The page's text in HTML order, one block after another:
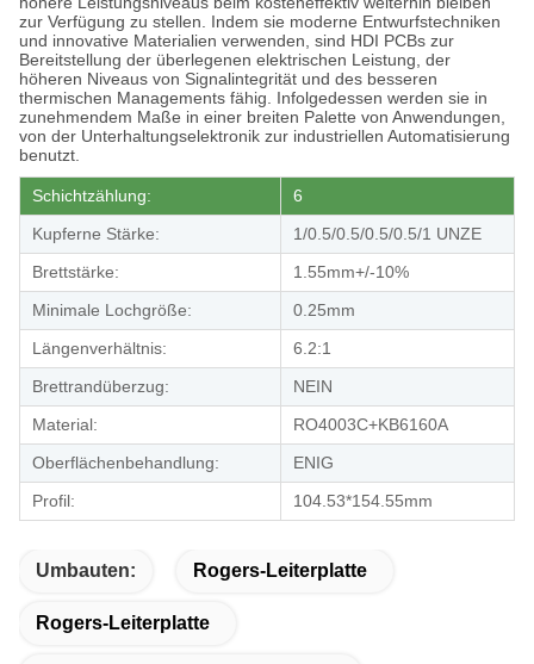
zur Verfügung zu stellen. Indem sie moderne Entwurfstechniken
und innovative Materialien verwenden, sind HDI PCBs zur
Bereitstellung der überlegenen elektrischen Leistung, der
höheren Niveaus von Signalintegrität und des besseren
thermischen Managements fähig. Infolgedessen werden sie in
zunehmendem Maße in einer breiten Palette von Anwendungen,
von der Unterhaltungselektronik zur industriellen Automatisierung
benutzt.
Schichtzählung:
6
Kupferne Stärke:
1/0.5/0.5/0.5/0.5/1 UNZE
Brettstärke:
1.55mm+/-10%
Minimale Lochgröße:
0.25mm
Längenverhältnis:
6.2:1
Brettrandüberzug:
NEIN
Material:
RO4003C+KB6160A
Oberflächenbehandlung:
ENIG
Profil:
104.53*154.55mm
Umbauten: Rogers-Leiterplatte
Rogers-Leiterplatte